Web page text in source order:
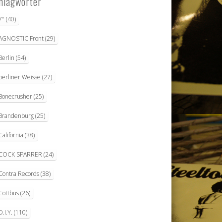
(40)
Front(29)
(54)
Weisse (27)
(25)
(25)
(38)
SPARRER (24)
Records(38)
(26)
(110)